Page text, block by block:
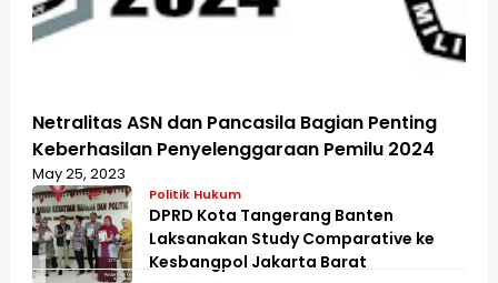
Netralitas ASN dan Pancasila Bagian Penting
Keberhasilan Penyelenggaraan Pemilu 2024
May 25, 2023
Politik Hukum
DPRD Kota Tangerang Banten
Laksanakan Study Comparative ke
Kesbangpol Jakarta Barat